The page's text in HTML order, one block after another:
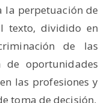
la perpetuación de
texto, dividido en
de las
oportunidades
las profesiones y
toma de decisión.